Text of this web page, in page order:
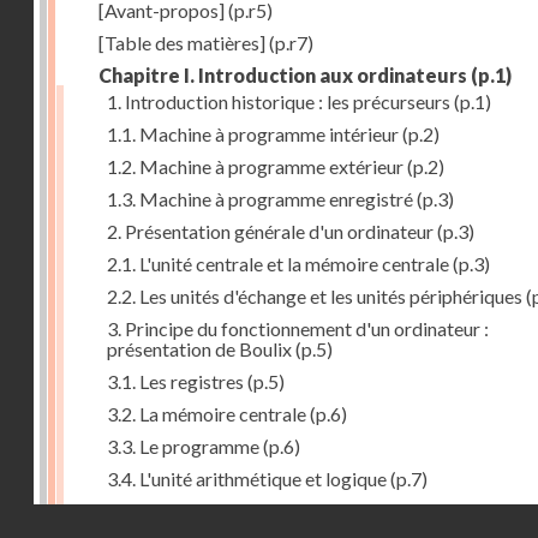
[Avant-propos](p.r5)
[Table des matières](p.r7)
Chapitre I. Introduction aux ordinateurs (p.1)
1. Introduction historique : les précurseurs (p.1)
1.1. Machine à programme intérieur(p.2)
1.2. Machine à programme extérieur(p.2)
1.3. Machine à programme enregistré(p.3)
2. Présentation générale d'un ordinateur(p.3)
2.1. L'unité centrale et la mémoire centrale(p.3)
2.2. Les unités d'échange et les unités périphériques
3. Principe du fonctionnement d'un ordinateur :
présentation de Boulix(p.5)
3.1. Les registres (p.5)
3.2. La mémoire centrale(p.6)
3.3. Le programme(p.6)
3.4. L'unité arithmétique et logique(p.7)
3.5. L'unité de contrôle(p.8)